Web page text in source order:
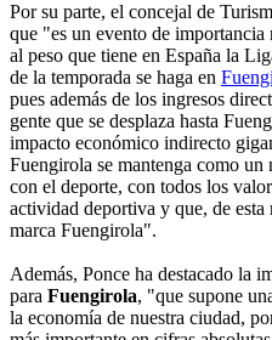
Por su parte, el concejal de
que "es un evento de
al peso que tiene en España la
de la temporada se haga en
pues además de los ingresos
gente que se desplaza hasta
impacto económico indirecto
Fuengirola se mantenga como
con el deporte, con todos los
actividad deportiva y que, de esta
marca Fuengirola".
Además, Ponce ha destacado la
para Fuengirola, "que supone
la economía de nuestra ciudad,